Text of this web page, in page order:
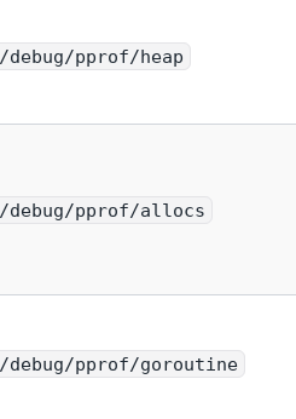
/debug/pprof/heap
/debug/pprof/allocs
/debug/pprof/goroutine